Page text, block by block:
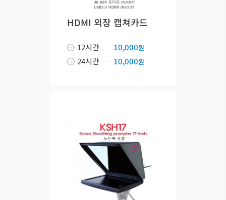
HDMI 외장 캡쳐카드
12시간 10,000원
24시간 10,000원